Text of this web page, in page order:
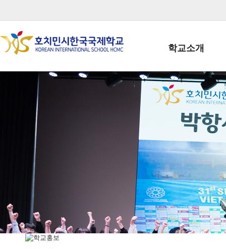
학교소개
학교장인사말
학생회장인사말
학교상징
학교 CI
교직원현황
학생현황
위치/전화
전경사진